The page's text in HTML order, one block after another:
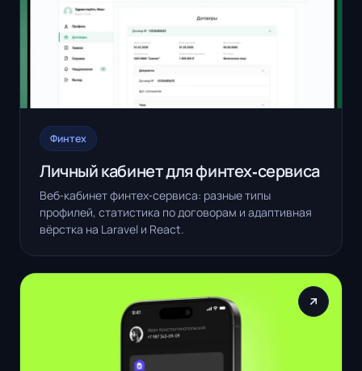
Финтех
Личный кабинет для финтех‑сервиса
Веб‑кабинет финтех‑сервиса: разные типы
профилей, статистика по договорам и адаптивная
вёрстка на Laravel и React.